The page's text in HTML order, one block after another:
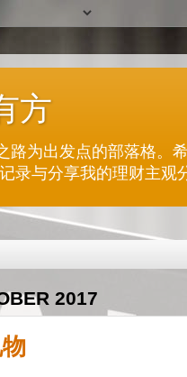
方
路为出发点的部落格。
录与分享我的理财主
2017